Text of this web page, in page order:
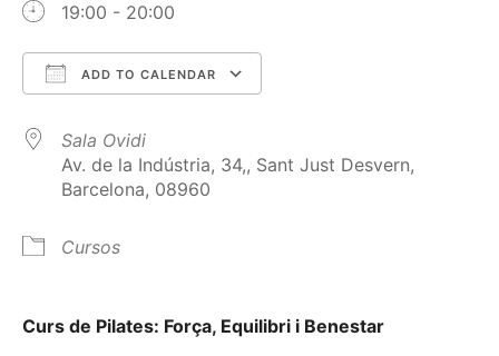
19:00 - 20:00
ADD TO CALENDAR
Sala Ovidi
Av. de la Indústria, 34,, Sant Just Desvern,
Barcelona, 08960
Cursos
Curs de Pilates: Força, Equilibri i Benestar